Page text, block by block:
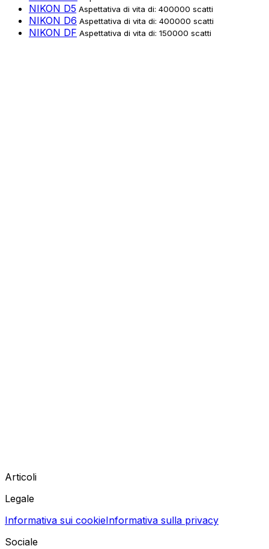
NIKON D5 Aspettativa di vita di: 400000 scatti
NIKON D6 Aspettativa di vita di: 400000 scatti
NIKON DF Aspettativa di vita di: 150000 scatti
Articoli
Legale
Informativa sui cookieInformativa sulla privacy
Sociale